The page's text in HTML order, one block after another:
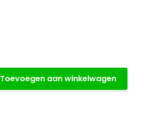
Toevoegen aan winkelwagen